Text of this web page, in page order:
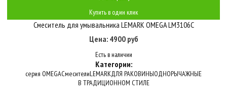
Купить в один клик
Смеситель для умывальника LEMARK OMEGA LM3106C
Цена: 4900 руб
Есть в наличии
Категории:
серия OMEGAСмесителиLEMARKДЛЯ РАКОВИНЫОДНОРЫЧАЖНЫЕ
В ТРАДИЦИОННОМ СТИЛЕ